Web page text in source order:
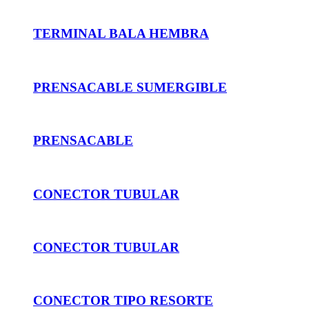
TERMINAL BALA HEMBRA
PRENSACABLE SUMERGIBLE
PRENSACABLE
CONECTOR TUBULAR
CONECTOR TUBULAR
CONECTOR TIPO RESORTE